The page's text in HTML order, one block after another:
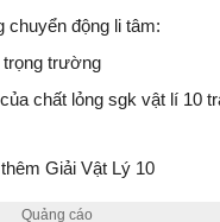
chuyển động li tâm:
trọng trường
chất lỏng sgk vật lí 10
Giải Vật Lý 10